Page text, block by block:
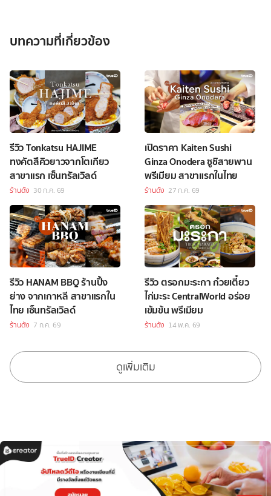
บทความที่เกี่ยวข้อง
รีวิว Tonkatsu HAJIME
ทงคัตสึคิวยาวจากโตเกียว
สาขาแรก เซ็นทรัลเวิลด์
ร้านดัง 30 ก.ค. 69
เปิดราคา Kaiten Sushi
Ginza Onodera ซูชิสายพาน
พรีเมียม สาขาแรกในไทย
ร้านดัง 27 ก.ค. 69
รีวิว HANAM BBQ ร้านปิ้ง
ย่าง จากเกาหลี สาขาแรกใน
ไทย เซ็นทรัลเวิลด์
ร้านดัง 7 ก.ค. 69
รีวิว ตรอกมะระกา ก๋วยเตี๋ยว
ไก่มะระ CentralWorld อร่อย
เข้มข้น พรีเมียม
ร้านดัง 14 พ.ค. 69
ดูเพิ่มเติม